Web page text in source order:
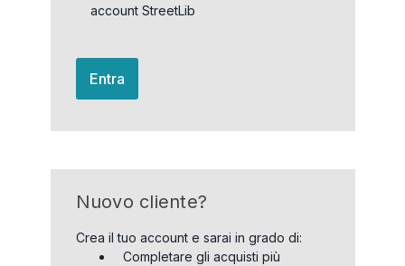
account StreetLib
Entra
Nuovo cliente?
Crea il tuo account e sarai in grado di:
Completare gli acquisti più